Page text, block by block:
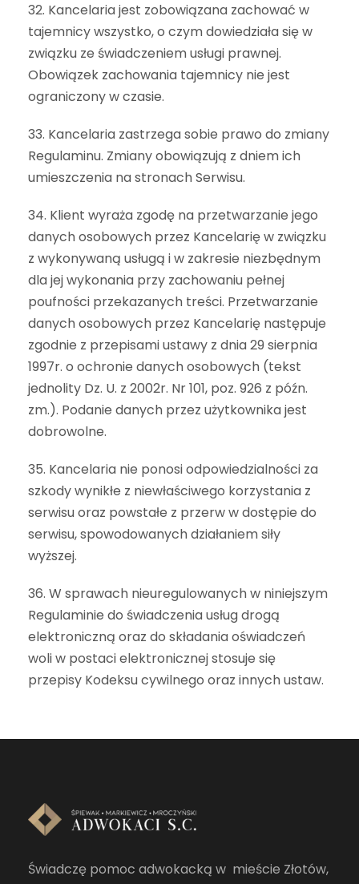
32. Kancelaria jest zobowiązana zachować w
tajemnicy wszystko, o czym dowiedziała się w
związku ze świadczeniem usługi prawnej.
Obowiązek zachowania tajemnicy nie jest
ograniczony w czasie.
33. Kancelaria zastrzega sobie prawo do zmiany
Regulaminu. Zmiany obowiązują z dniem ich
umieszczenia na stronach Serwisu.
34. Klient wyraża zgodę na przetwarzanie jego
danych osobowych przez Kancelarię w związku
z wykonywaną usługą i w zakresie niezbędnym
dla jej wykonania przy zachowaniu pełnej
poufności przekazanych treści. Przetwarzanie
danych osobowych przez Kancelarię następuje
zgodnie z przepisami ustawy z dnia 29 sierpnia
1997r. o ochronie danych osobowych (tekst
jednolity Dz. U. z 2002r. Nr 101, poz. 926 z późn.
zm.). Podanie danych przez użytkownika jest
dobrowolne.
35. Kancelaria nie ponosi odpowiedzialności za
szkody wynikłe z niewłaściwego korzystania z
serwisu oraz powstałe z przerw w dostępie do
serwisu, spowodowanych działaniem siły
wyższej.
36. W sprawach nieuregulowanych w niniejszym
Regulaminie do świadczenia usług drogą
elektroniczną oraz do składania oświadczeń
woli w postaci elektronicznej stosuje się
przepisy Kodeksu cywilnego oraz innych ustaw.
Świadczę pomoc adwokacką w mieście Złotów,